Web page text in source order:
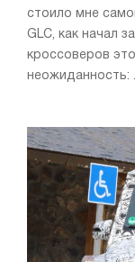
стоило мне
GLC, как начал
кроссоверов
неожиданность: ...